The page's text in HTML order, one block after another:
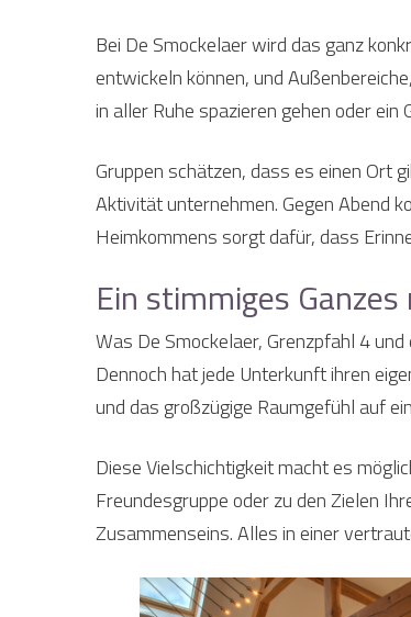
Bei De Smockelaer wird das ganz
entwickeln können, und
in aller Ruhe spazieren gehen oder ein
Gruppen schätzen, dass es einen Ort
Aktivität unternehmen. Gegen Abend
Heimkommens sorgt dafür, dass
Ein stimmiges
Was De Smockelaer, Grenzpfahl 4
Dennoch hat jede Unterkunft ihren
und das großzügige Raumgefühl auf
Diese Vielschichtigkeit macht es
Freundesgruppe oder zu den Zielen
Zusammenseins. Alles in einer